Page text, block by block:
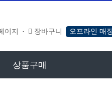
오프라인 매
장바구니
이지 ·
상품구매